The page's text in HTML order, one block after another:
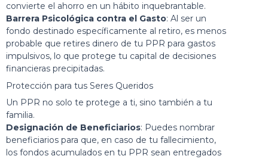
convierte el ahorro en un hábito inquebrantable.
Barrera Psicológica contra el Gasto: Al ser un
fondo destinado específicamente al retiro, es menos
probable que retires dinero de tu PPR para gastos
impulsivos, lo que protege tu capital de decisiones
financieras precipitadas.
Protección para tus Seres Queridos
Un PPR no solo te protege a ti, sino también a tu
familia.
Designación de Beneficiarios: Puedes nombrar
beneficiarios para que, en caso de tu fallecimiento,
los fondos acumulados en tu PPR sean entregados